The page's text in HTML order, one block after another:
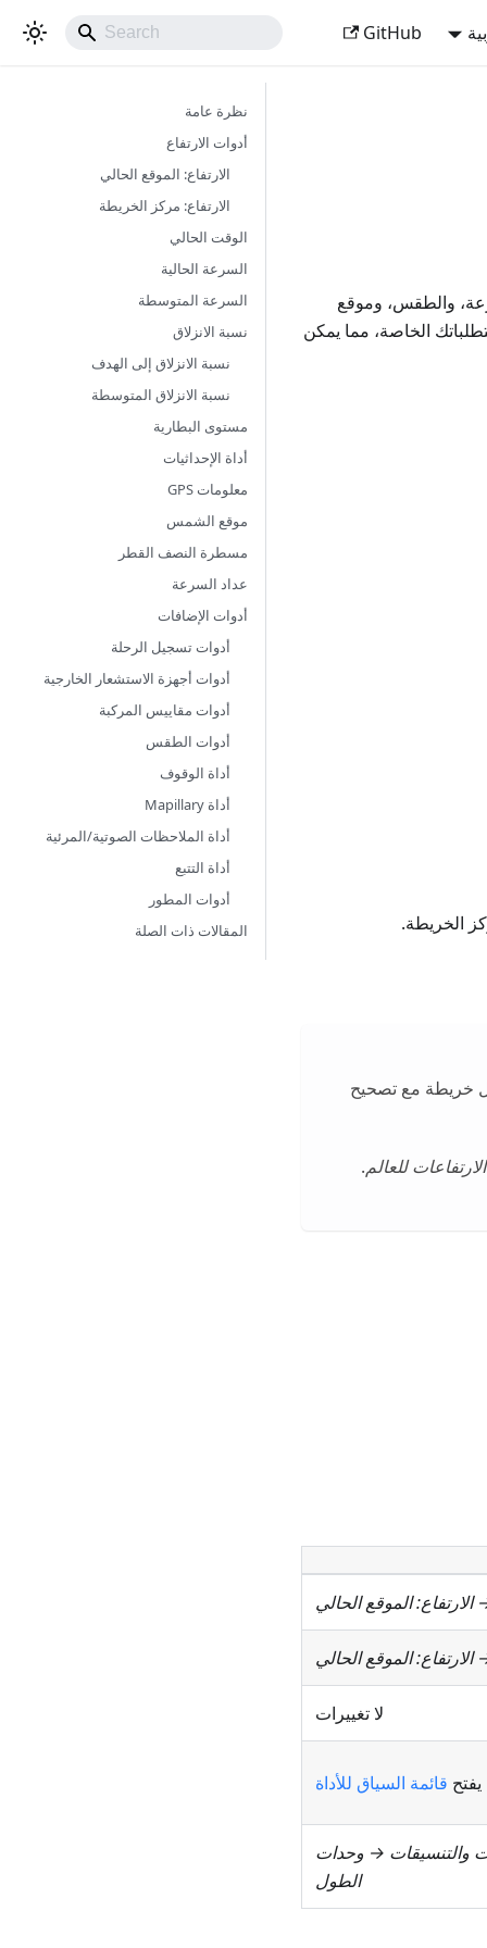
GitHub
والطقس، وموقع
الخاصة، مما يمكن
الخريطة.
خريطة مع تصحيح
للعالم.
→الارتفاع: الموقع الحالي
→الارتفاع: الموقع الحالي
لا تغييرات
يفتح قائمة السياق للأداة
والتنسيقات → وحدات
الطول
نظرة عامة
أدوات الارتفاع
الارتفاع: الموقع الحالي
الارتفاع: مركز الخريطة
الوقت الحالي
السرعة الحالية
السرعة المتوسطة
نسبة الانزلاق
نسبة الانزلاق إلى الهدف
نسبة الانزلاق المتوسطة
مستوى البطارية
أداة الإحداثيات
معلومات GPS
موقع الشمس
مسطرة النصف القطر
عداد السرعة
أدوات الإضافات
أدوات تسجيل الرحلة
أدوات أجهزة الاستشعار الخارجية
أدوات مقاييس المركبة
أدوات الطقس
أداة الوقوف
أداة Mapillary
أداة الملاحظات الصوتية/المرئية
أداة التتبع
أدوات المطور
المقالات ذات الصلة